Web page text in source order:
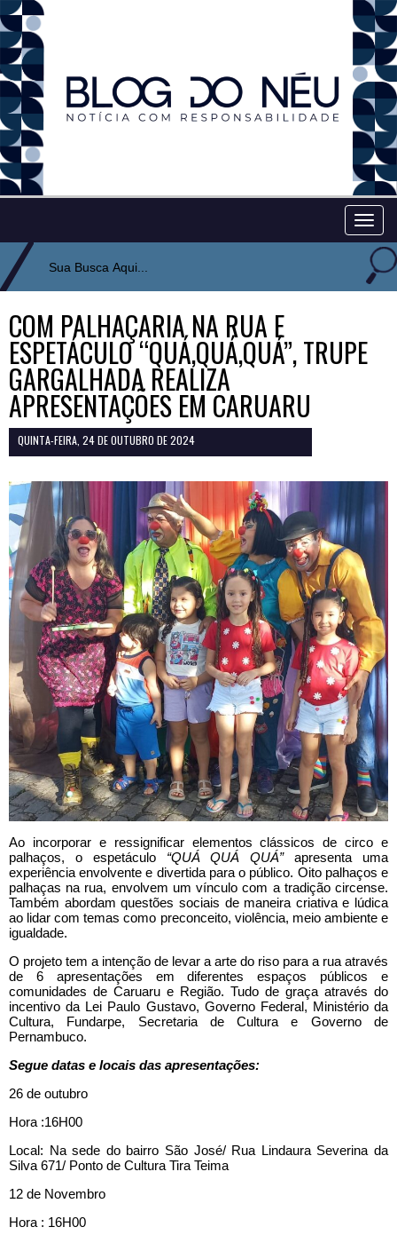
COM PALHAÇARIA NA RUA E
ESPETÁCULO “QUÁ,QUÁ,QUÁ”, TRUPE
GARGALHADA REALIZA
APRESENTAÇÕES EM CARUARU
QUINTA-FEIRA, 24 DE OUTUBRO DE 2024
Ao incorporar e ressignificar elementos clássicos de circo e
palhaços, o espetáculo “QUÁ QUÁ QUÁ”apresenta uma
experiência envolvente e divertida para o público. Oito palhaços e
palhaças na rua, envolvem um vínculo com a tradição circense.
Também abordam questões sociais de maneira criativa e lúdica
ao lidar com temas como preconceito, violência, meio ambiente e
igualdade.
O projeto tem a intenção de levar a arte do riso para a rua através
de 6 apresentações em diferentes espaços públicos e
comunidades de Caruaru e Região. Tudo de graça através do
incentivo da Lei Paulo Gustavo, Governo Federal, Ministério da
Cultura, Fundarpe, Secretaria de Cultura e Governo de
Pernambuco.
Segue datas e locais das apresentações:
26 de outubro
Hora :16H00
Local: Na sede do bairro São José/ Rua Lindaura Severina da
Silva 671/ Ponto de Cultura Tira Teima
12 de Novembro
Hora : 16H00